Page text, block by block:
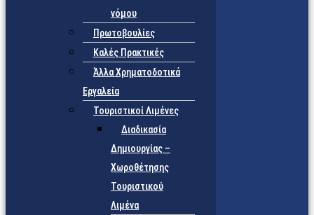
νόμου
Πρωτοβουλίες
Καλές Πρακτικές
Άλλα Χρηματοδοτικά
Εργαλεία
Τουριστικοί Λιμένες
Διαδικασία
Δημιουργίας –
Χωροθέτησης
Τουριστικού
Λιμένα